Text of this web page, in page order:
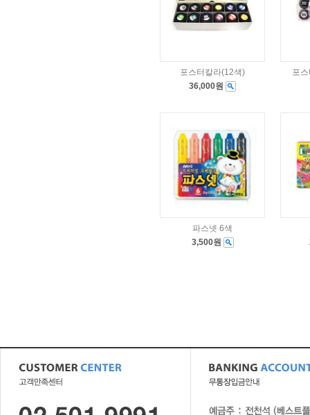
포스터칼라(12색)
36,000원
포
파스넷 6색
3,500원